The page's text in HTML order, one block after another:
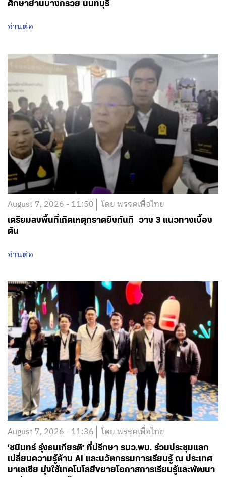
ศึกษาย่านบางกรวย นนทบุรี
อ่านต่อ
August 7, 2026 - 11:50 โดย พรรคเพื่อไทย
เตรียมลงพื้นที่เกิดเหตุกราดยิงทันที วาง 3 แนวทางเบื้อง
ต้น
อ่านต่อ
August 7, 2026 - 11:36 โดย พรรคเพื่อไทย
‘ชนินทร์ รุ่งธนเกียรติ’ ที่ปรึกษา รมว.พม. ร่วมประชุมแลก
เปลี่ยนความรู้ด้าน AI และนวัตกรรมการเรียนรู้ ณ ประเทศ
มาเลเซีย มุ่งใช้เทคโนโลยีขยายโอกาสการเรียนรู้และพัฒนา